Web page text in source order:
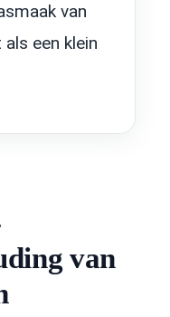
van
een klein
van